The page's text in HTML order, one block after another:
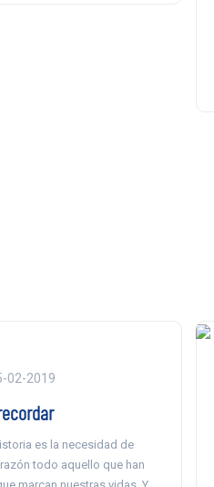
02-2019
es la necesidad de
todo aquello que han